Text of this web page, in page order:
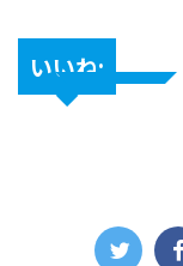
いいね: